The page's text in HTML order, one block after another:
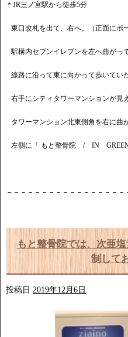
＊JR三ノ宮駅から徒歩5分
東口改札を出て、右へ。（正面にポ
駅構内セブンイレブンを左へ曲がっ
線路に沿って東に向かって歩いてい
右手にシティタワーマンションが見
タワーマンション北東側角を右に曲
左側に「 もと整骨院 / IN GREEN
－－－－－－－－－－－－－－－－－
もと整骨院では、次亜
制して
投稿日 2019年12月6日